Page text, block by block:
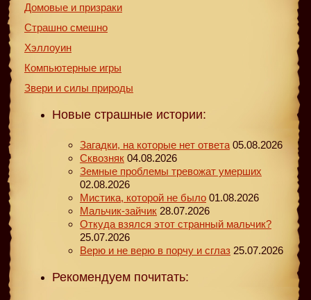
Домовые и призраки
Страшно смешно
Хэллоуин
Компьютерные игры
Звери и силы природы
Новые страшные истории:
Загадки, на которые нет ответа 05.08.2026
Сквозняк 04.08.2026
Земные проблемы тревожат умерших
02.08.2026
Мистика, которой не было 01.08.2026
Мальчик-зайчик 28.07.2026
Откуда взялся этот странный мальчик?
25.07.2026
Верю и не верю в порчу и сглаз 25.07.2026
Рекомендуем почитать: